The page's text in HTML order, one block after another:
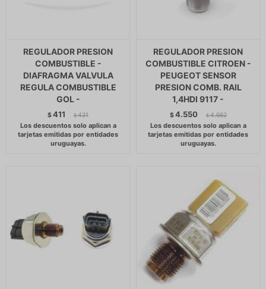
REGULADOR PRESION
COMBUSTIBLE -
DIAFRAGMA VALVULA
REGULA COMBUSTIBLE
GOL -
$411 $ 421
REGULADOR PRESION
COMBUSTIBLE CITROEN -
PEUGEOT SENSOR
PRESION COMB. RAIL
1,4HDI 9117 -
$4.550 $ 4.662